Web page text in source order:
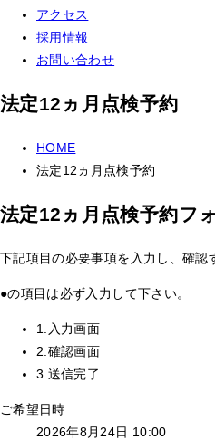
アクセス
採用情報
お問い合わせ
法定12ヵ月点検予約
HOME
法定12ヵ月点検予約
法定12ヵ月点検予約フ
下記項目の必要事項を入力し、 確認
●の項目は必ず入力して下さい。
1.入力画面
2.確認画面
3.送信完了
ご希望日時
2026年8月24日 10:00